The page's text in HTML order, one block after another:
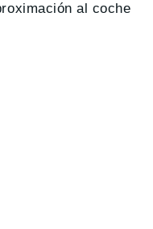
al coche